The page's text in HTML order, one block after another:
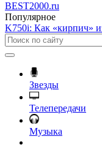
BEST2000.ru
Популярное
K750i: Как «кирпич»
Звезды
Телепередачи
Музыка